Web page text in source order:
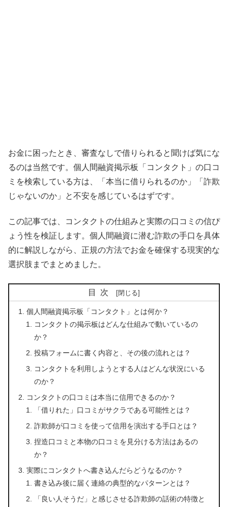
お金に困ったとき、審査なしで借りられると聞けば気にな
るのは当然です。個人間融資掲示板「コンタクト」の口コ
ミを検索している方は、「本当に借りられるのか」「詐欺
じゃないのか」と不安を感じているはずです。
この記事では、コンタクトの仕組みと実際の口コミの信ぴ
ょう性を検証します。個人間融資に潜む詐欺の手口を具体
的に解説しながら、正規の方法でお金を確保する現実的な
選択肢までまとめました。
目次
個人間融資掲示板「コンタクト」とは何か？
コンタクトの掲示板はどんな仕組みで動いているの
か？
投稿フォームに書く内容と、その後の流れとは？
コンタクトを利用しようとする人はどんな状況にいる
のか？
コンタクトの口コミは本当に信用できるのか？
「借りれた」口コミがサクラである可能性とは？
詐欺師が口コミを使って信用を演出する手口とは？
捏造口コミと本物の口コミを見分ける方法はあるの
か？
実際にコンタクトへ書き込んだらどうなるのか？
書き込み後に届く連絡の典型的なパターンとは？
「良い人そうだ」と感じさせる詐欺師の話術の特徴と